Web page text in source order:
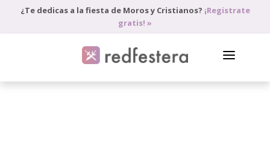
¿Te dedicas a la fiesta de Moros y Cristianos? ¡Registrate
gratis! »